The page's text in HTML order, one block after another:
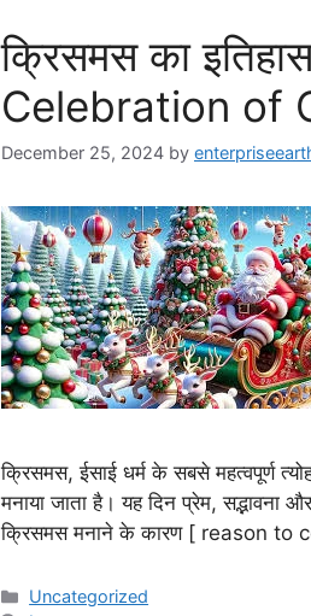
क्रिसमस का
Celebration of
December 25, 2024 by
क्रिसमस, ईसाई धर्म के सबसे महत्वपूर्ण
मनाया जाता है। यह दिन प्रेम,
क्रिसमस मनाने के कारण [ reason
Categories
Uncategorized